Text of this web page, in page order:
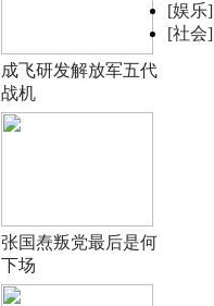
成飞研发解放军五代
战机
张国焘叛党最后是何
下场
[娱乐]
[社会]